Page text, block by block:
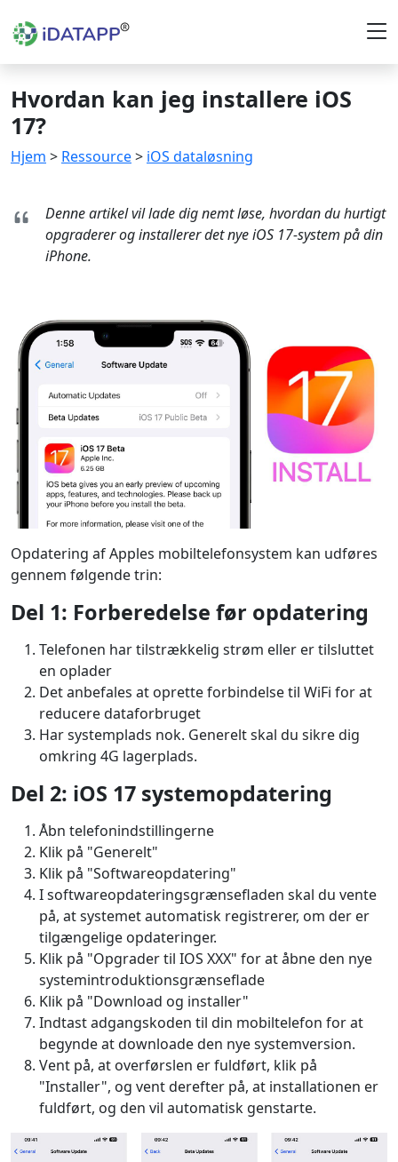
Hvordan kan jeg installere iOS
17?
Hjem > Ressource> iOS dataløsning
Denne artikel vil lade dig nemt løse, hvordan du hurtigt
opgraderer og installerer det nye iOS 17-system på din
iPhone.
Opdatering af Apples mobiltelefonsystem kan udføres
gennem følgende trin:
Del 1: Forberedelse før opdatering
Telefonen har tilstrækkelig strøm eller er tilsluttet
en oplader
Det anbefales at oprette forbindelse til WiFi for at
reducere dataforbruget
Har systemplads nok. Generelt skal du sikre dig
omkring 4G lagerplads.
Del 2: iOS 17 systemopdatering
Åbn telefonindstillingerne
Klik på "Generelt"
Klik på "Softwareopdatering"
I softwareopdateringsgrænsefladen skal du vente
på, at systemet automatisk registrerer, om der er
tilgængelige opdateringer.
Klik på "Opgrader til IOS XXX" for at åbne den nye
systemintroduktionsgrænseflade
Klik på "Download og installer"
Indtast adgangskoden til din mobiltelefon for at
begynde at downloade den nye systemversion.
Vent på, at overførslen er fuldført, klik på
"Installer", og vent derefter på, at installationen er
fuldført, og den vil automatisk genstarte.